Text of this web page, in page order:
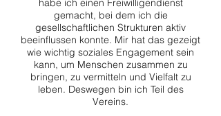
habe ich einen Freiwilligendienst
gemacht, bei dem ich die
gesellschaftlichen Strukturen aktiv
beeinflussen konnte. Mir hat das gezeigt
wie wichtig soziales Engagement sein
kann, um Menschen zusammen zu
bringen, zu vermitteln und Vielfalt zu
leben. Deswegen bin ich Teil des
Vereins.